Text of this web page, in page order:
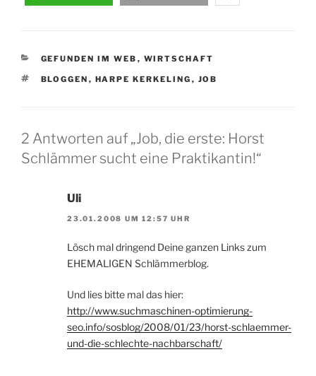
KATEGORIEN
GEFUNDEN IM WEB , WIRTSCHAFT
SCHLAGWÖRTER
BLOGGEN , HARPE KERKELING , JOB
2 Antworten auf „Job, die erste: Horst
Schlämmer sucht eine Praktikantin!“
Uli
23.01.2008 UM 12:57 UHR
Lösch mal dringend Deine ganzen Links zum
EHEMALIGEN Schlämmerblog.
Und lies bitte mal das hier:
http://www.suchmaschinen-optimierung-
seo.info/sosblog/2008/01/23/horst-schlaemmer-
und-die-schlechte-nachbarschaft/